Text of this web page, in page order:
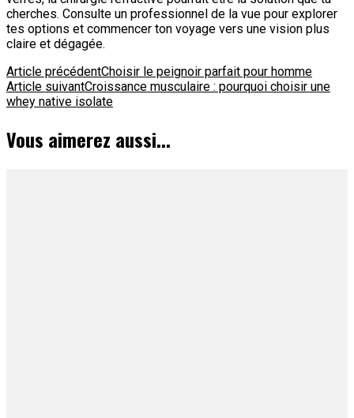
cherches. Consulte un professionnel de la vue pour explorer
tes options et commencer ton voyage vers une vision plus
claire et dégagée.
Navigation
d'article
Article précédentChoisir le peignoir parfait pour homme
Article suivantCroissance musculaire : pourquoi choisir une
whey native isolate
Vous aimerez aussi...